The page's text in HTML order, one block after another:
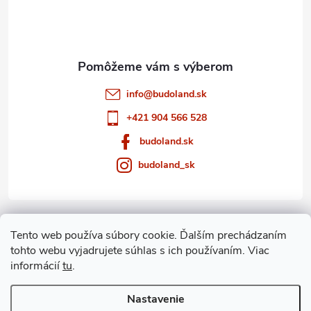
Tento web používa súbory cookie. Ďalším prechádzaním
tohto webu vyjadrujete súhlas s ich používaním. Viac
informáciítu.
Nastavenie
info@budoland.sk
+421 904 566 528
budoland.sk
budoland_sk
Informácie pre vás
Blog